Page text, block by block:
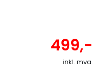
499,-
inkl. mva.